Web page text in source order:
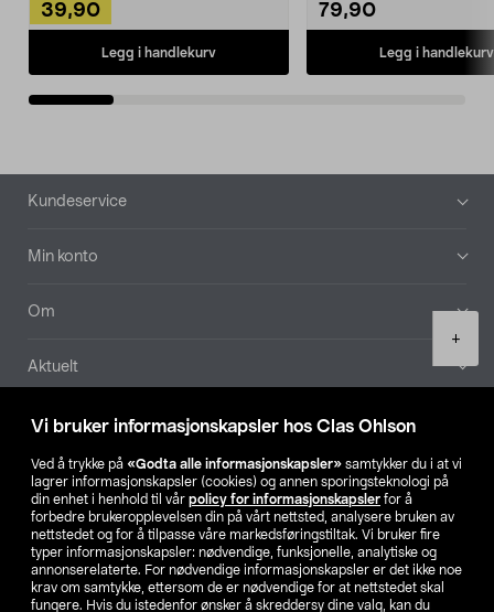
Vi bruker informasjonskapsler hos Clas Ohlson
Ved å trykke på «Godta alle informasjonskapsler» samtykker du i at vi
lagrer informasjonskapsler (cookies) og annen sporingsteknologi på
din enhet i henhold til vår policy for informasjonskapsler for å
forbedre brukeropplevelsen din på vårt nettsted, analysere bruken av
nettstedet og for å tilpasse våre markedsføringstiltak. Vi bruker fire
typer informasjonskapsler: nødvendige, funksjonelle, analytiske og
annonserelaterte. For nødvendige informasjonskapsler er det ikke noe
krav om samtykke, ettersom de er nødvendige for at nettstedet skal
fungere. Hvis du istedenfor ønsker å skreddersy dine valg, kan du
+
39,90
Legg i handlekurv
79,90
Legg i handlekurv
Bunntekst
Kundeservice
Min konto
Om
Aktuelt
Våre selskaper
Finn din butikk
SE NO FI